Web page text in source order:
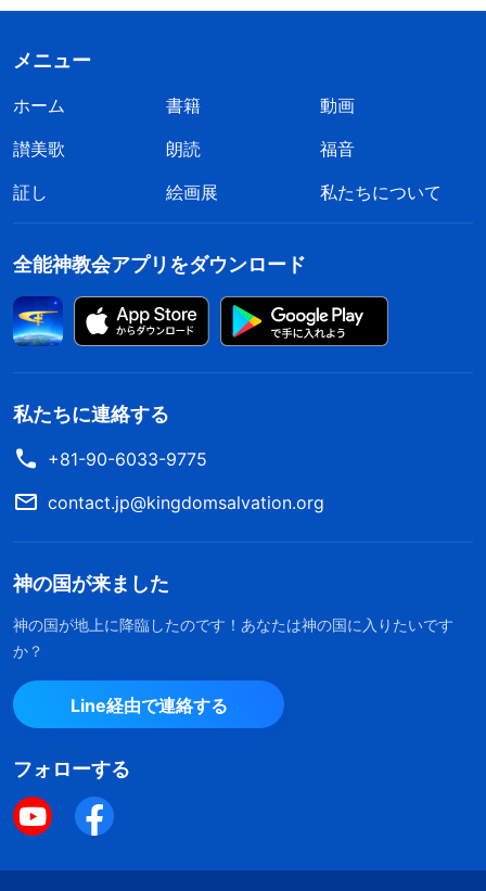
メニュー
ホーム 書籍
動画
讃美歌
朗読
福音
証し
絵画展 私たちについて
全能神教会アプリをダウンロード
私たちに連絡する
+81-90-6033-9775
contact.jp@kingdomsalvation.org
神の国が来ました
神の国が地上に降臨したのです！あなたは神の国に入りたいです
か？
Line経由で連絡する
フォローする